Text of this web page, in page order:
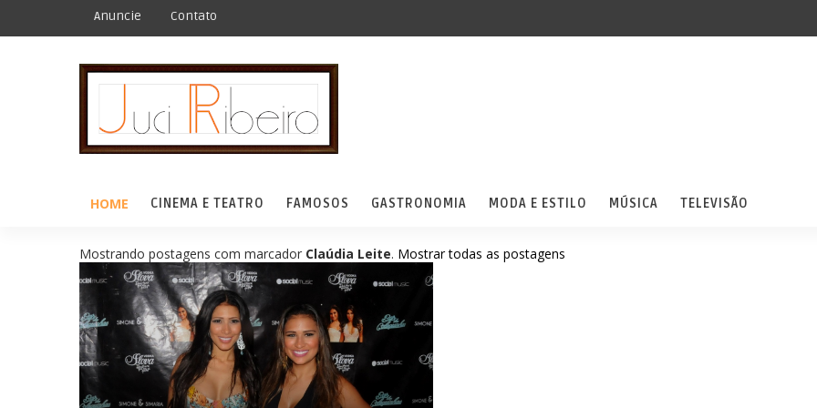
Anuncie Contato
HOME CINEMA E TEATRO FAMOSOS GASTRONOMIA MODA E ESTILO MÚSICA TELEVISÃO
Mostrando postagens com marcador Claúdia Leite. Mostrar todas as postagens